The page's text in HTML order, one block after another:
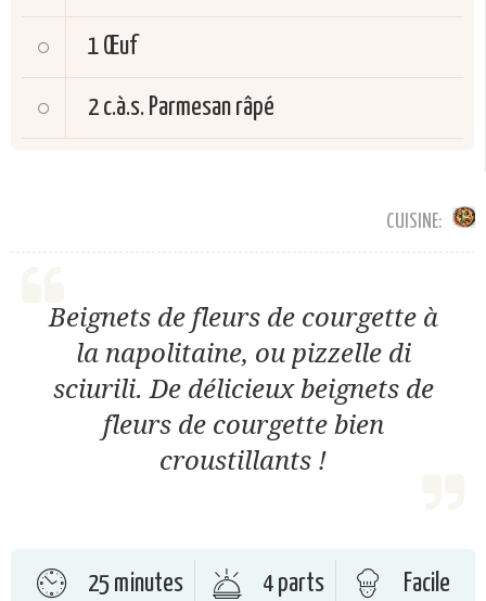
1 Œuf
2 c.à.s. Parmesan râpé
CUISINE:
Beignets de fleurs de courgette à
la napolitaine, ou pizzelle di
sciurili. De délicieux beignets de
fleurs de courgette bien
croustillants !
25 minutes 4 parts Facile